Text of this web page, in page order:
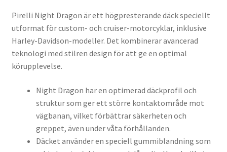
Pirelli Night Dragon är ett högpresterande däck speciellt
utformat för custom- och cruiser-motorcyklar, inklusive
Harley-Davidson-modeller. Det kombinerar avancerad
teknologi med stilren design för att ge en optimal
körupplevelse.
Night Dragon har en optimerad däckprofil och
struktur som ger ett större kontaktområde mot
vägbanan, vilket förbättrar säkerheten och
greppet, även under våta förhållanden.
Däcket använder en speciell gummiblandning som